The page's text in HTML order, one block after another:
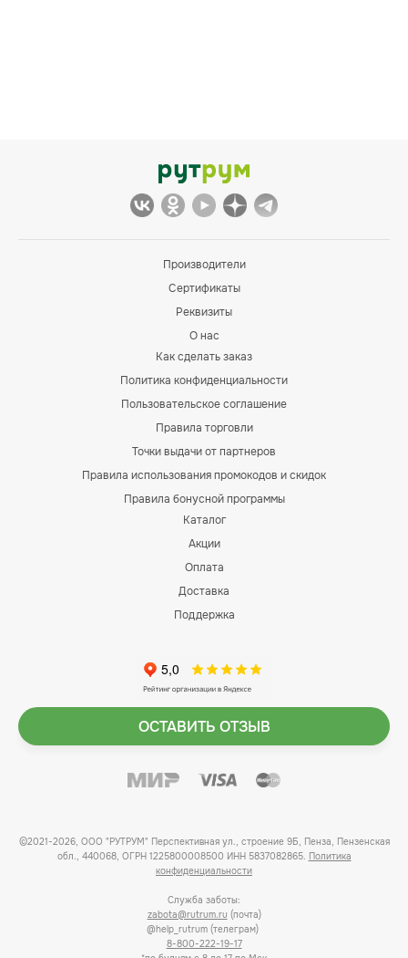
Производители
Сертификаты
Реквизиты
О нас
Как сделать заказ
Политика конфиденциальности
Пользовательское соглашение
Правила торговли
Точки выдачи от партнеров
Правила использования промокодов и скидок
Правила бонусной программы
Каталог
Акции
Оплата
Доставка
Поддержка
ОСТАВИТЬ ОТЗЫВ
©2021-2026, ООО "РУТРУМ" Перспективная ул., строение 9Б, Пенза, Пензенская
обл., 440068, ОГРН 1225800008500 ИНН 5837082865. Политика
конфиденциальности
Служба заботы:
zabota@rutrum.ru (почта)
@help_rutrum (телеграм)
8-800-222-19-17